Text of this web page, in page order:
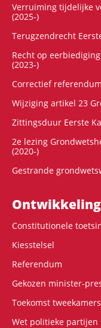
Verruiming tijdelijke
(2025-)
Terugzendrecht
Recht op
(2023-)
Correctief
Wijziging artikel 23
Zittingsduur Eerste
2e lezing
(2020-)
Gestrande
Constitutionele
Kiesstelsel
Referendum
Gekozen minister-
Toekomst
Wet politieke partijen